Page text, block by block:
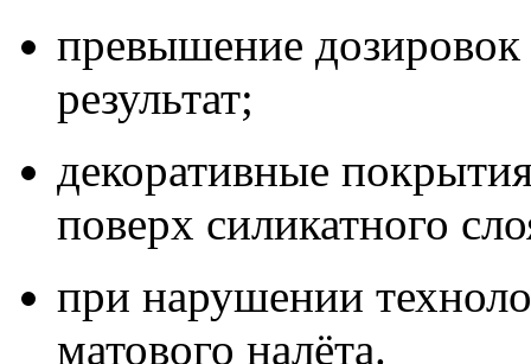
превышение
результат;
декоративные
поверх силикатного
при нарушении
матового налёта.